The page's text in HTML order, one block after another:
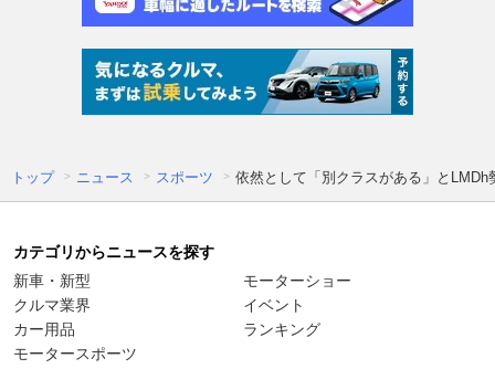
トップ ニュース スポーツ 依然として「別クラスがある」と
カテゴリからニュースを探す
新車・新型
クルマ業界
カー用品
モータースポーツ
モーターショー
イベント
ランキング